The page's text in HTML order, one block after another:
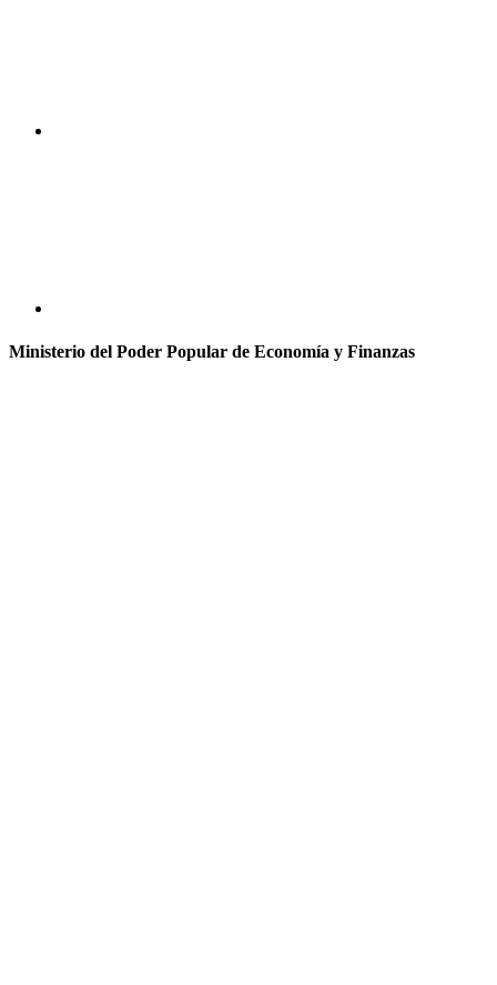
Ministerio del Poder Popular de Economía y Finanzas